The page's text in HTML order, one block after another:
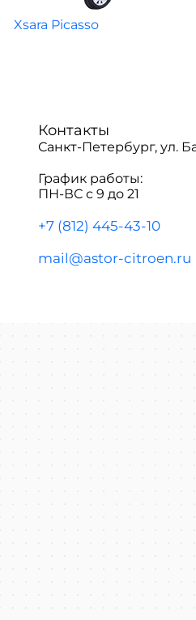
Xsara Picasso
Контакты
Санкт-Петербург, ул.
График работы:
ПН-ВС с 9 до 21
+7 (812) 445-43-10
mail@astor-citroen.ru